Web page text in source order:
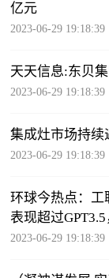
亿元
2023-06-29 19:18:39
天天信息:东贝
2023-06-29 19:18:39
集成灶市场持续
2023-06-29 19:18:39
环球今热点：工
表现超过
2023-06-29 19:18:39